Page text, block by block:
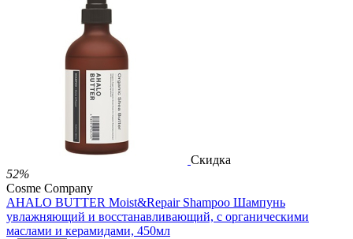
28 баллов
47 баллов
724.00 Р
за 1.00 мл
Нет в наличии
 
Скидка
52%
Cosme Company
AHALO BUTTER Moist&Repair Shampoo Шампунь
увлажняющий и восстанавливающий, с органическими
маслами и керамидами, 450мл